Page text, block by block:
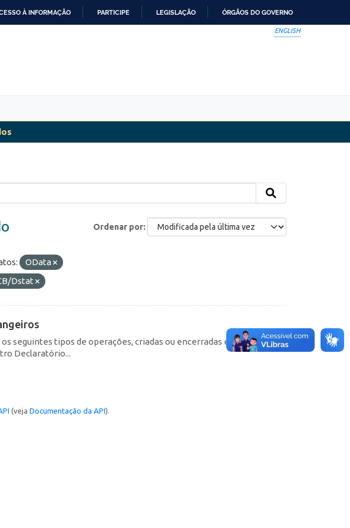
À INFORMAÇÃO PARTICIPE LEGISLAÇÃO ÓRGÃOS DO GOVERNO
ENGLISH
Ordenar por
OData
Dstat
seguintes tipos de operações, criadas ou encerradas em cada
Declaratório...
(veja Documentação da API).